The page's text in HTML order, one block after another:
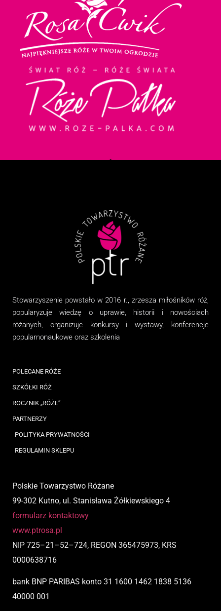
Stowarzyszenie powstało w 2016 r., zrzesza miłośników róż,
popularyzuje wiedzę o uprawie, historii i nowościach
różanych, organizujekonkursy i wystawy, konferencje
popularnonaukowe oraz szkolenia
POLECANE RÓŻE
SZKÓŁKI RÓŻ
ROCZNIK „RÓŻE”
PARTNERZY
POLITYKA PRYWATNOŚCI
REGULAMIN SKLEPU
Polskie Towarzystwo Różane
99-302 Kutno, ul. Stanisława Żółkiewskiego 4
formularz kontaktowy
www.ptrosa.pl
NIP 725–21 –52–724, REGON 365475973, KRS
0000638716
bank BNP PARIBAS konto 31 1600 1462 1838 5136
40000 001